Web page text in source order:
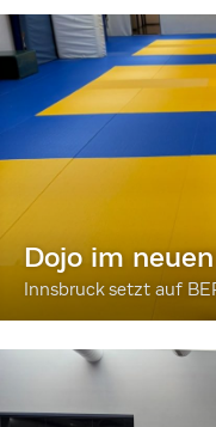
Dojo im
Innsbruck setzt auf